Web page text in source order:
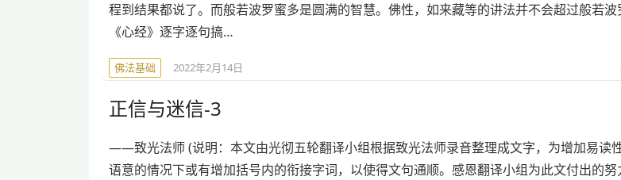
程到结果都说了。而般若波罗蜜多是圆满的智慧。佛性，如来藏等的讲法并不会超过般若
《心经》逐字逐句搞…
佛法基础 2022年2月14日
正信与迷信-3
——致光法师 (说明：本文由光彻五轮翻译小组根据致光法师录音整理成文字，为增加易读
语意的情况下或有增加括号内的衔接字词，以使得文句通顺。感恩翻译小组为此文付出的努